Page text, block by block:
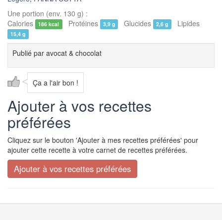
Une portion (env. 130 g) :
Calories
186 kcal Protéines 3,9 g Glucides 2,6 g Lipides
15,4 g
Publié par avocat & chocolat
Ça a l'air bon !
Ajouter à vos recettes
préférées
Cliquez sur le bouton 'Ajouter à mes recettes préférées' pour
ajouter cette recette à votre carnet de recettes préférées.